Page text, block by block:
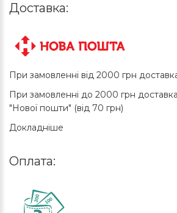
Доставка:
При замовленні від 2000 грн
При замовленні до 2000 грн
"Нової пошти" (від 70 грн)
Докладніше
Оплата: